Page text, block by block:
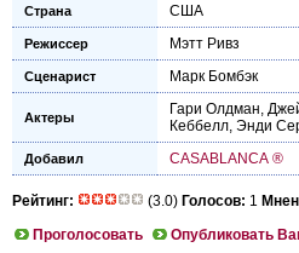
Страна США
Режиссер Мэтт Ривз
Сценарист Марк Бомбэк
Актеры Гари Олдман,
Кеббелл, Энди
Добавил CASABLANCA ®
Рейтинг: (3.0) Голосов: 1
Проголосовать
Опубликовать